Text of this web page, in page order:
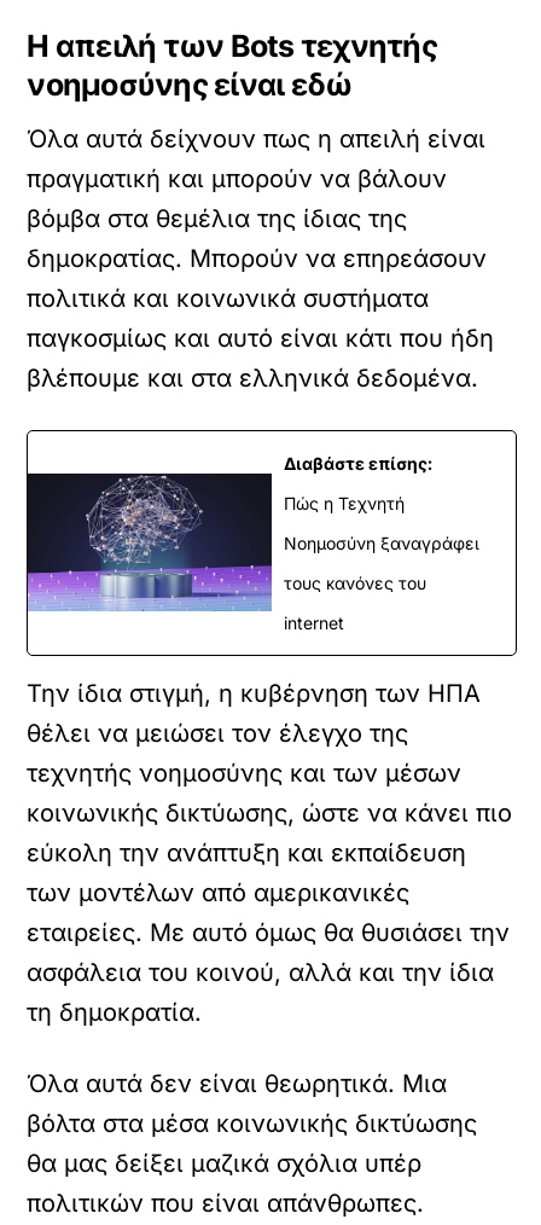
Η απειλή των Bots τεχνητής
νοημοσύνης είναι εδώ
Όλα αυτά δείχνουν πως η απειλή είναι
πραγματική και μπορούν να βάλουν
βόμβα στα θεμέλια της ίδιας της
δημοκρατίας. Μπορούν να επηρεάσουν
πολιτικά και κοινωνικά συστήματα
παγκοσμίως και αυτό είναι κάτι που ήδη
βλέπουμε και στα ελληνικά δεδομένα.
Διαβάστε επίσης:
Πώς η Τεχνητή
Νοημοσύνη ξαναγράφει
τους κανόνες του
internet
Την ίδια στιγμή, η κυβέρνηση των ΗΠΑ
θέλει να μειώσει τον έλεγχο της
τεχνητής νοημοσύνης και των μέσων
κοινωνικής δικτύωσης, ώστε να κάνει πιο
εύκολη την ανάπτυξη και εκπαίδευση
των μοντέλων από αμερικανικές
εταιρείες. Με αυτό όμως θα θυσιάσει την
ασφάλεια του κοινού, αλλά και την ίδια
τη δημοκρατία.
Όλα αυτά δεν είναι θεωρητικά. Μια
βόλτα στα μέσα κοινωνικής δικτύωσης
θα μας δείξει μαζικά σχόλια υπέρ
πολιτικών που είναι απάνθρωπες.